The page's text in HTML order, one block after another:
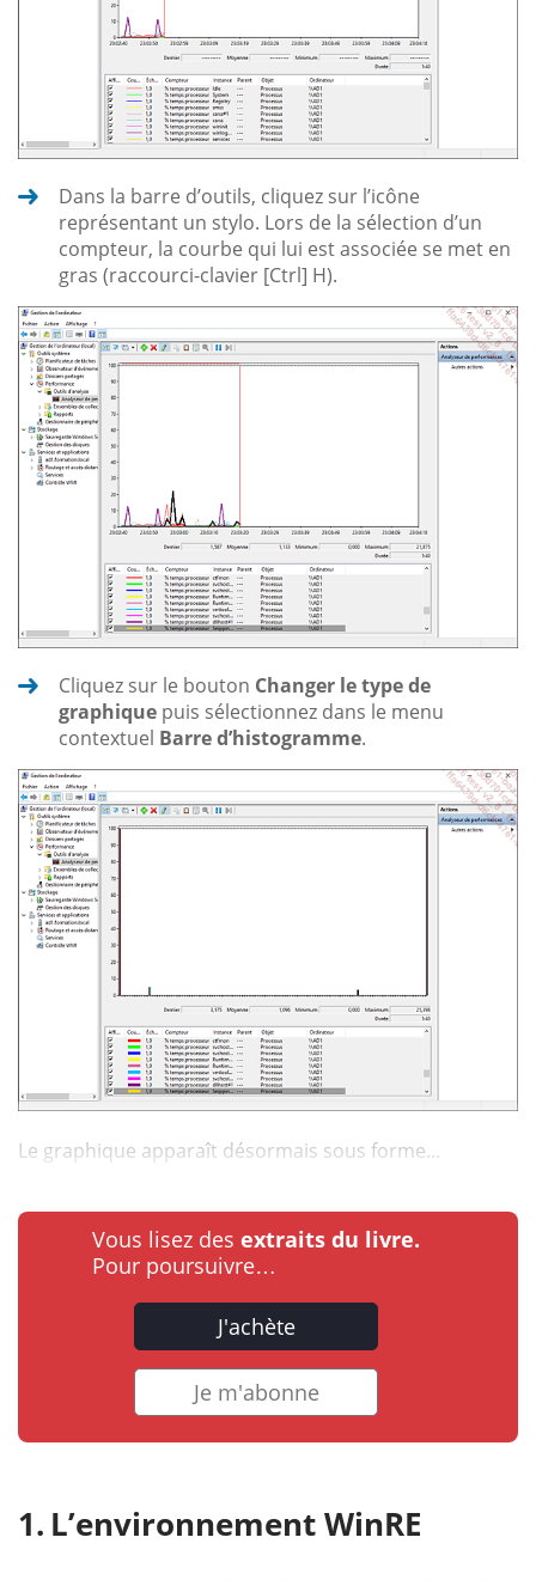
Dans la barre d’outils, cliquez sur l’icône
représentant un stylo. Lors de la sélection d’un
compteur, la courbe qui lui est associée se met en
gras (raccourci-clavier [Ctrl] H).
Cliquez sur le bouton Changer le type de
graphique puis sélectionnez dans le menu
contextuel Barre d’histogramme.
Le graphique apparaît désormais sous forme...
Vous lisez des extraits du livre.
Pour poursuivre…
J'achète
Je m'abonne
L’environnement WinRE